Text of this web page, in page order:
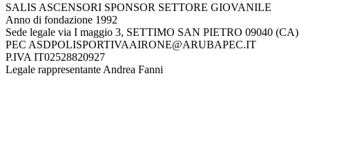
SALIS ASCENSORI SPONSOR SETTORE GIOVANILE
Anno di fondazione 1992
Sede legale via I maggio 3, SETTIMO SAN PIETRO 09040 (CA)
PEC ASDPOLISPORTIVAAIRONE@ARUBAPEC.IT
P.IVA IT02528820927
Legale rappresentante Andrea Fanni